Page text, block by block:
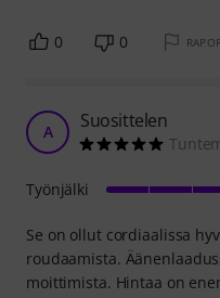
0 0
A Suosittelen
Se on ollut cordiaalissa
roudaamista.
moittimista. Hintaa on
Työnjälki